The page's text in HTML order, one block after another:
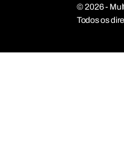
© 2026 -
Todos os